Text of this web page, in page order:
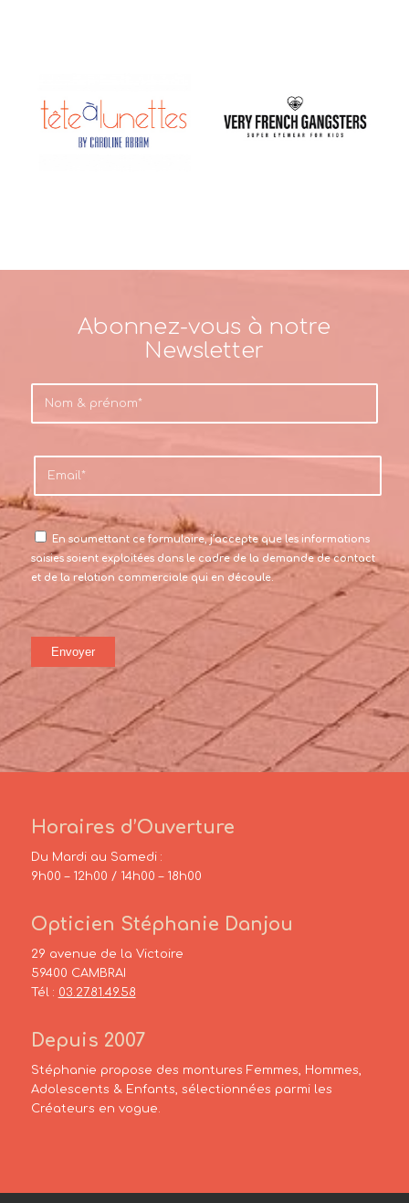
Abonnez-vous à notre
Newsletter
En soumettant ce formulaire, j’accepte que les informations
saisies soient exploitées dans le cadre de la demande de contact
et de la relation commerciale qui en découle.
Horaires d’Ouverture
Du Mardi au Samedi :
9h00 – 12h00 / 14h00 – 18h00
Opticien Stéphanie Danjou
29 avenue de la Victoire
59400 CAMBRAI
Tél : 03.27.81.49.58
Depuis 2007
Stéphanie propose des montures Femmes, Hommes,
Adolescents & Enfants, sélectionnées parmi les
Créateurs en vogue.